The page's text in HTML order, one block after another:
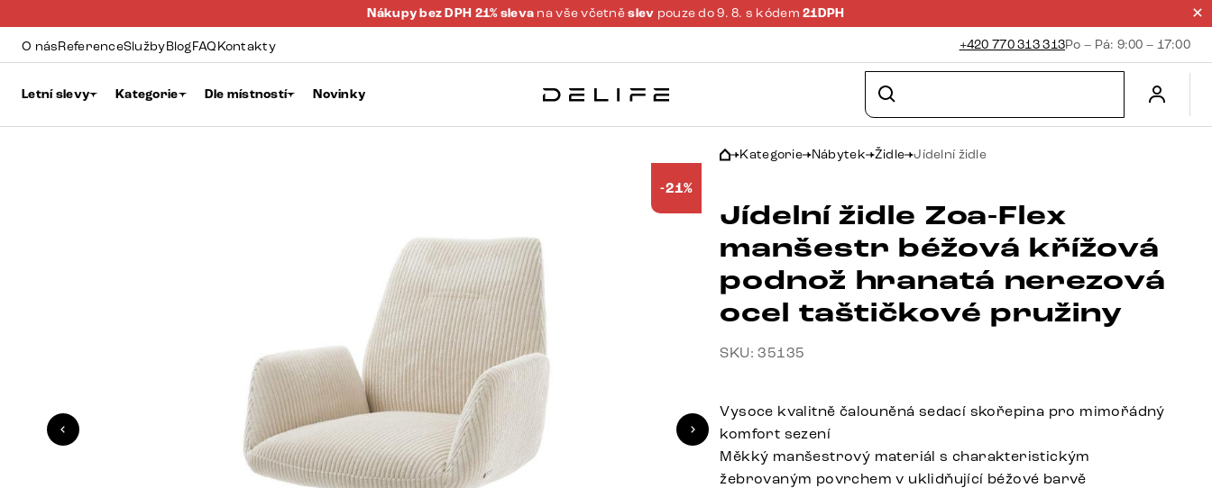
Nákupy bez DPH 21% sleva na vše včetněslev pouze do 9. 8. s kódem21DPH
O násReferenceSlužbyBlogFAQKontakty +420 770 313 313Po – Pá: 9:00 – 17:00
Letní slevy Kategorie Dle místností Novinky
-21%
Kategorie Nábytek Židle Jídelní židle
Jídelní židle Zoa-Flex
manšestr béžová křížová
podnož hranatá nerezová
ocel taštičkové pružiny
SKU: 35135
Vysoce kvalitně čalouněná sedací skořepina pro mimořádný
komfort sezení
Měkký manšestrový materiál s charakteristickým
žebrovaným povrchem v uklidňující béžové barvě